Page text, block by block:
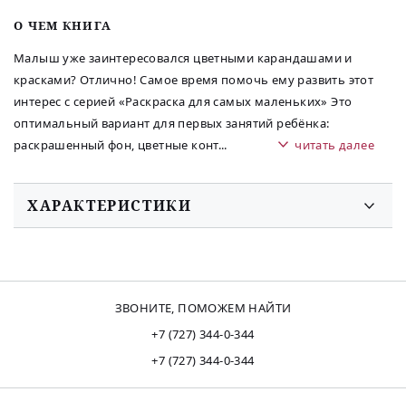
O ЧЕМ КНИГА
Малыш уже заинтересовался цветными карандашами и
красками? Отлично! Самое время помочь ему развить этот
интерес с серией «Раскраска для самых маленьких» Это
оптимальный вариант для первых занятий ребёнка:
раскрашенный фон, цветные конт... читать далее
ХАРАКТЕРИСТИКИ
ЗВОНИТЕ, ПОМОЖЕМ НАЙТИ
+7 (727) 344-0-344
+7 (727) 344-0-344